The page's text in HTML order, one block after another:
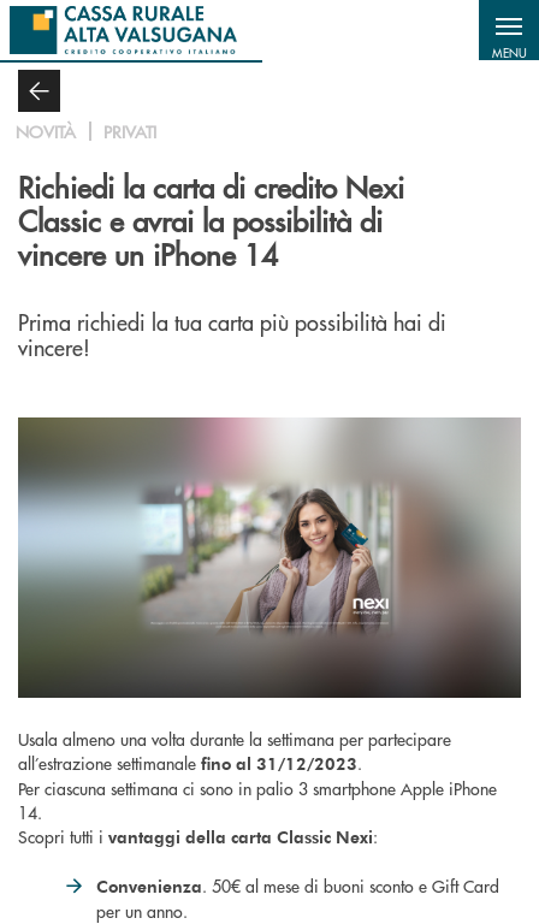
Salta al contenuto principale
MENU
NOVITÀ PRIVATI
Richiedi la carta di credito Nexi
Classic e avrai la possibilità di
vincere un iPhone 14
Prima richiedi la tua carta più possibilità hai di
vincere!
Usala almeno una volta durante la settimana per partecipare
all’estrazione settimanale fino al 31/12/2023.
Per ciascuna settimana ci sono in palio 3 smartphone Apple iPhone
14.
Scopri tutti i vantaggi della carta Classic Nexi:
Convenienza. 50€ al mese di buoni sconto e Gift Card
per un anno.